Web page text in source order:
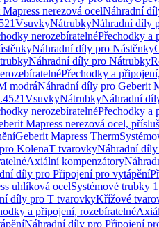
nerezová ocelNáhradní
VsuvkyNátrubkyNáhradní díly
nerozebíratelnéPřechodky a
Náhradní díly pro Nástěnky
Náhradní díly pro Nátrubky
Přechodky a
modráNáhradní díly pro Geberit
VsuvkyNátrubkyNáhradní
nerozebíratelnéPřechodky a
Mapress nerezová ocel,
Geberit Mapress Therm
KolenaT tvarovkyNáhradní
Axiální kompenzátory
díly pro Připojení pro vytápění
uhlíková ocelSystémové trubky
díly pro T tvarovkyKřížové
a připojení, rozebíratelné
Náhradní díly pro Připojení